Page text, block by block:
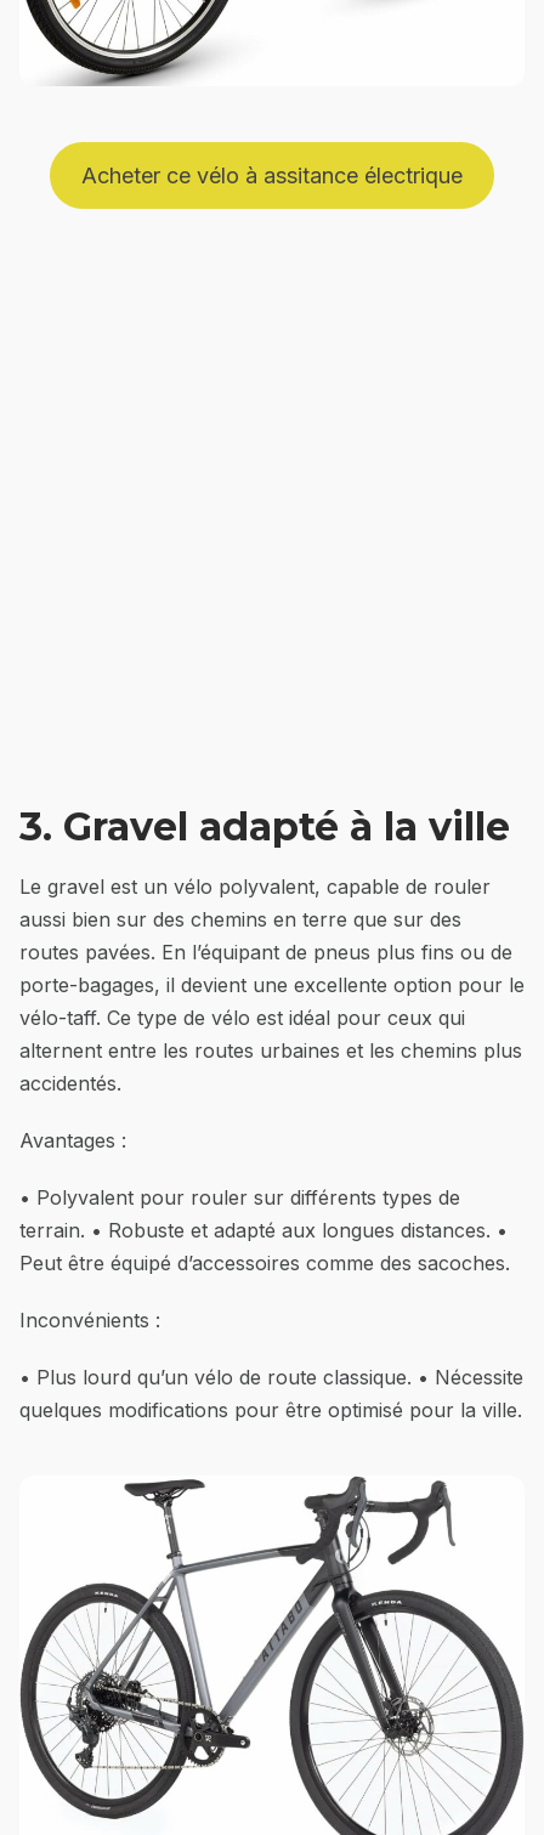
Acheter ce vélo à assitance électrique
3. Gravel adapté à la ville
Le gravel est un vélo polyvalent, capable de rouler
aussi bien sur des chemins en terre que sur des
routes pavées. En l’équipant de pneus plus fins ou de
porte-bagages, il devient une excellente option pour le
vélo-taff. Ce type de vélo est idéal pour ceux qui
alternent entre les routes urbaines et les chemins plus
accidentés.
Avantages :
• Polyvalent pour rouler sur différents types de
terrain. • Robuste et adapté aux longues distances. •
Peut être équipé d’accessoires comme des sacoches.
Inconvénients :
• Plus lourd qu’un vélo de route classique. • Nécessite
quelques modifications pour être optimisé pour la ville.